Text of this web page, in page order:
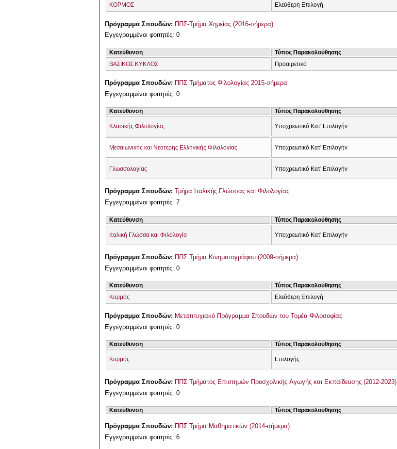
ΚΟΡΜΟΣ
Ελεύθερη Επιλογή
Πρόγραμμα Σπουδών: ΠΠΣ-Τμήμα Χημείας (2016-σήμερα)
Εγγεγραμμένοι φοιτητές: 0
Κατεύθυνση Τύπος Παρακολούθησης
ΒΑΣΙΚΟΣ ΚΥΚΛΟΣ
Προαιρετικό
Πρόγραμμα Σπουδών: ΠΠΣ Τμήματος Φιλολογίας 2015-σήμερα
Εγγεγραμμένοι φοιτητές: 0
Κατεύθυνση Τύπος Παρακολούθησης
Κλασικής Φιλολογίας Υποχρεωτικό Κατ' Επιλογήν
Μεσαιωνικής και Νεότερης Ελληνικής Φιλολογίας Υποχρεωτικό Κατ' Επιλογήν
Γλωσσολογίας Υποχρεωτικό Κατ' Επιλογήν
Πρόγραμμα Σπουδών:Τμήμα Ιταλικής Γλώσσας και Φιλολογίας
Εγγεγραμμένοι φοιτητές: 7
Κατεύθυνση Τύπος Παρακολούθησης
Ιταλική Γλώσσα και Φιλολογία Υποχρεωτικό Κατ' Επιλογήν
Πρόγραμμα Σπουδών: ΠΠΣ Τμήμα Κινηματογράφου (2009-σήμερα)
Εγγεγραμμένοι φοιτητές: 0
Κατεύθυνση Τύπος Παρακολούθησης
Κορμός
Ελεύθερη Επιλογή
Πρόγραμμα Σπουδών: Μεταπτυχιακό Πρόγραμμα Σπουδών του Τομέα Φιλοσοφίας
Εγγεγραμμένοι φοιτητές: 0
Κατεύθυνση Τύπος Παρακολούθησης
Κορμός Επιλογής
Πρόγραμμα Σπουδών: ΠΠΣ Τμήματος Επιστημών Προσχολικής Αγωγής και Εκπαίδευσης (2012-2023)
Εγγεγραμμένοι φοιτητές: 0
Κατεύθυνση Τύπος Παρακολούθησης
Πρόγραμμα Σπουδών: ΠΠΣ Τμήμα Μαθηματικών (2014-σήμερα)
Εγγεγραμμένοι φοιτητές: 6